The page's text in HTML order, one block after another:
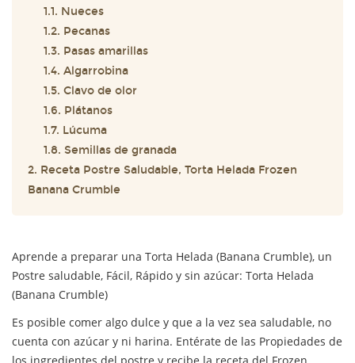
1.1. Nueces
1.2. Pecanas
1.3. Pasas amarillas
1.4. Algarrobina
1.5. Clavo de olor
1.6. Plátanos
1.7. Lúcuma
1.8. Semillas de granada
2. Receta Postre Saludable, Torta Helada Frozen
Banana Crumble
Aprende a preparar una Torta Helada (Banana Crumble), un
Postre saludable, Fácil, Rápido y sin azúcar: Torta Helada
(Banana Crumble)
Es posible comer algo dulce y que a la vez sea saludable, no
cuenta con azúcar y ni harina. Entérate de las Propiedades de